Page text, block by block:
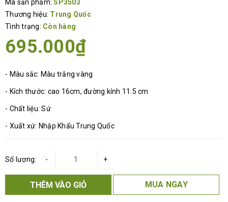
Mã sản phẩm: SP3503
Thương hiệu: Trung Quốc
Tình trạng: Còn hàng
695.000₫
- Màu sắc: Màu trắng vàng
- Kích thước: cao 16cm, đường kính 11.5 cm
- Chất liệu: Sứ
- Xuất xứ: Nhập Khẩu Trung Quốc
Số lượng: +
-
THÊM VÀO GIỎ MUA NGAY